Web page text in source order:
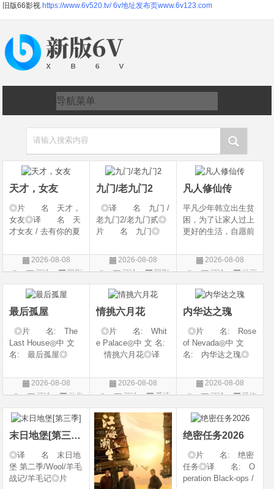
旧版66影视 https://www.6v520.tv/ 6v地址发布页www.6v123.com
请输入搜索内容
天才，女友
◎片 名 天才，
女友◎译 名 天
才女友 / 去有你的夏
年 代 2026◎
产 地 中国大陆
爱情◎语 言 汉
语普通话◎上映日期
2026-08-08
评论
国剧
九门/老九门2
◎译 名 九门 /
老九门2/老九门贰◎
片 名 九门◎
产 地 中国大陆
◎类 别 剧情 /
言 汉语普通话◎上
映日期 2026-07
2026-08-08
评论
国剧
凡人修仙传
平凡少年韩立出生贫
困，为了让家人过上
更好的生活，自愿前
核，最终被墨大夫收
入门下。 墨大夫一
养、传授医术，让韩
立对他非常感激，但
随着一同入
2026-08-08
评论
动画
片
最后孤屋
◎片 名: The
Last House◎中 文
名: 最后孤屋◎
Eleven Eight One S
even◎年 代: 2
国 / 法国 / 美国◎
类 别: 动作 /
2026-08-08
评论
动作
片
情挑六月花
◎片 名: Whit
e Palace◎中 文 名:
情挑六月花◎译
道之恋 / 白色宫殿◎
年 代: 1990◎
类 别: 剧情 / 爱
情◎语
2026-08-08
评论
爱情
片
内华达之瑰
◎片 名: Rose
of Nevada◎中 文
名: 内华达之瑰◎
玫瑰 / 英伦转生号
(港) / 谜航(台)◎年
地: 英国◎类
别: 剧情 / 恐
2026-08-08
评论
恐怖
片
末日地堡[第三季]
◎译 名 末日地
堡 第二季/Wool/羊毛
战记/羊毛记◎片
绝密任务2026
◎片 名: 绝密
任务◎译 名: O
peration Black-ops /